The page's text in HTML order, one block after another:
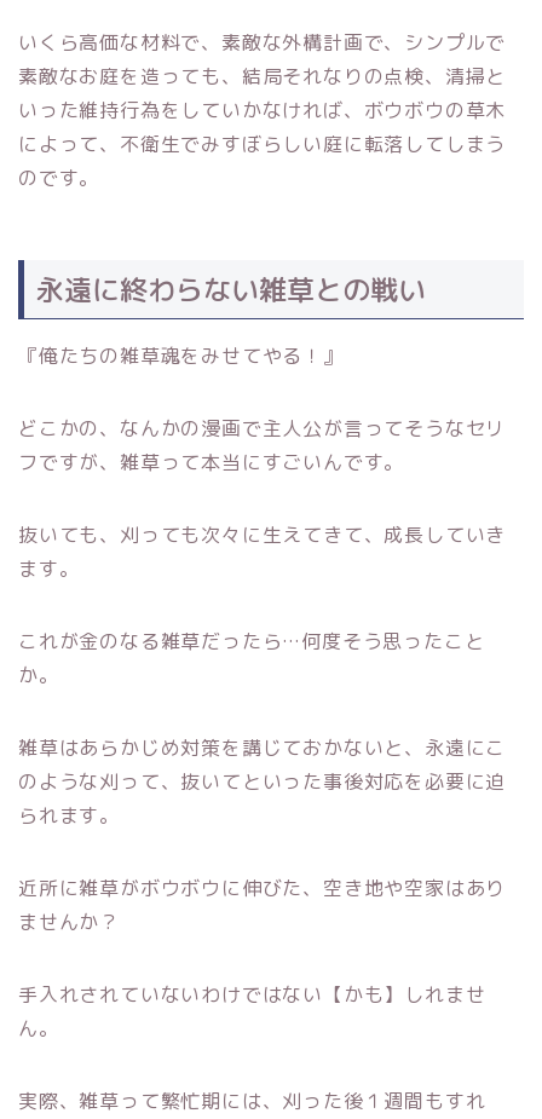
いくら高価な材料で、素敵な外構計画で、シンプルで
素敵なお庭を造っても、結局それなりの点検、清掃と
いった維持行為をしていかなければ、ボウボウの草木
によって、不衛生でみすぼらしい庭に転落してしまう
のです。
永遠に終わらない雑草との戦い
『俺たちの雑草魂をみせてやる！』
どこかの、なんかの漫画で主人公が言ってそうなセリ
フですが、雑草って本当にすごいんです。
抜いても、刈っても次々に生えてきて、成長していき
ます。
これが金のなる雑草だったら…何度そう思ったこと
か。
雑草はあらかじめ対策を講じておかないと、永遠にこ
のような刈って、抜いてといった事後対応を必要に迫
られます。
近所に雑草がボウボウに伸びた、空き地や空家はあり
ませんか？
手入れされていないわけではない【かも】しれませ
ん。
実際、雑草って繁忙期には、刈った後１週間もすれ